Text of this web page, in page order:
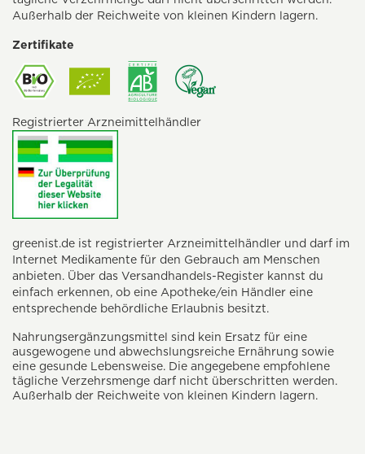
Außerhalb der Reichweite von kleinen Kindern lagern.
Zertifikate
Registrierter Arzneimittelhändler
greenist.de ist registrierter Arzneimittelhändler und darf im
Internet Medikamente für den Gebrauch am Menschen
anbieten. Über das Versandhandels-Register kannst du
einfach erkennen, ob eine Apotheke/ein Händler eine
entsprechende behördliche Erlaubnis besitzt.
Nahrungsergänzungsmittel sind kein Ersatz für eine
ausgewogene und abwechslungsreiche Ernährung sowie
eine gesunde Lebensweise. Die angegebene empfohlene
tägliche Verzehrsmenge darf nicht überschritten werden.
Außerhalb der Reichweite von kleinen Kindern lagern.